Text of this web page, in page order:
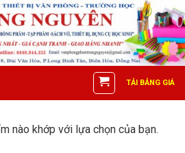
TẢI BẢNG GIÁ
nào khớp với lựa chọn của bạn.